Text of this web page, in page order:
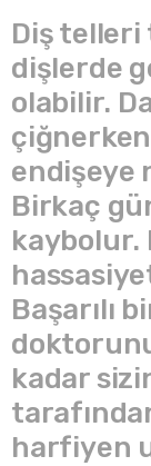
Diş telleri
dişlerde
olabilir.
endişeye
Birkaç
kaybolur.
Başarılı
kadar
harfiyen